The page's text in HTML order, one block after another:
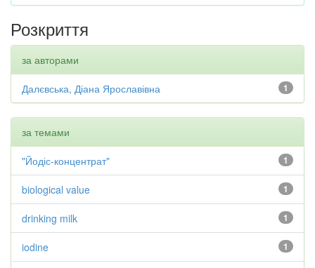
Розкриття
за авторами
1
Далєвська, Діана Ярославівна
за темами
1
"Йодіс-концентрат"
1
biological value
1
drinking milk
1
iodine